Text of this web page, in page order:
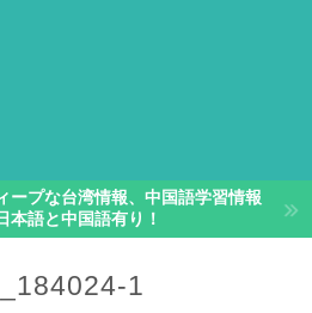
ープな台湾情報、中国語学習情報
本語と中国語有り！
1